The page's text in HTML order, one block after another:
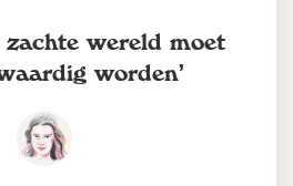
zachte wereld moet
worden’